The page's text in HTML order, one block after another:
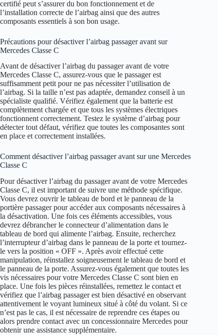
certifié peut s’assurer du bon fonctionnement et de
l’installation correcte de l’airbag ainsi que des autres
composants essentiels à son bon usage.
Précautions pour désactiver l’airbag passager avant sur
Mercedes Classe C
Avant de désactiver l’airbag du passager avant de votre
Mercedes Classe C, assurez-vous que le passager est
suffisamment petit pour ne pas nécessiter l’utilisation de
l’airbag. Si la taille n’est pas adaptée, demandez conseil à un
spécialiste qualifié. Vérifiez également que la batterie est
complètement chargée et que tous les systèmes électriques
fonctionnent correctement. Testez le système d’airbag pour
détecter tout défaut, vérifiez que toutes les composantes sont
en place et correctement installées.
Comment désactiver l’airbag passager avant sur une Mercedes
Classe C
Pour désactiver l’airbag du passager avant de votre Mercedes
Classe C, il est important de suivre une méthode spécifique.
Vous devrez ouvrir le tableau de bord et le panneau de la
portière passager pour accéder aux composants nécessaires à
la désactivation. Une fois ces éléments accessibles, vous
devrez débrancher le connecteur d’alimentation dans le
tableau de bord qui alimente l’airbag. Ensuite, recherchez
l’interrupteur d’airbag dans le panneau de la porte et tournez-
le vers la position « OFF ». Après avoir effectué cette
manipulation, réinstallez soigneusement le tableau de bord et
le panneau de la porte. Assurez-vous également que toutes les
vis nécessaires pour votre Mercedes Classe C sont bien en
place. Une fois les pièces réinstallées, remettez le contact et
vérifiez que l’airbag passager est bien désactivé en observant
attentivement le voyant lumineux situé à côté du volant. Si ce
n’est pas le cas, il est nécessaire de reprendre ces étapes ou
alors prendre contact avec un concessionnaire Mercedes pour
obtenir une assistance supplémentaire.